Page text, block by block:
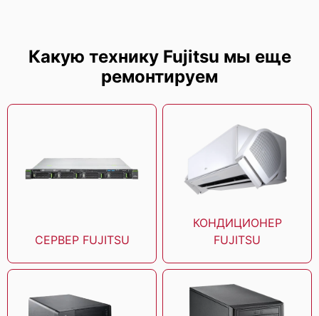
Fujitsu Sparc M10-1
Какую технику Fujitsu мы еще
ремонтируем
СЕРВЕР FUJITSU
КОНДИЦИОНЕР
FUJITSU